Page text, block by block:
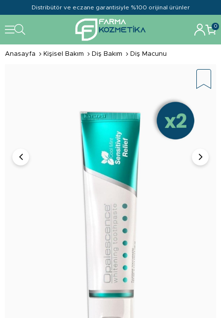
Distribütör ve eczane garantisiyle %100 orijinal ürünler
0
Anasayfa Kişisel Bakım Diş Bakım Diş Macunu